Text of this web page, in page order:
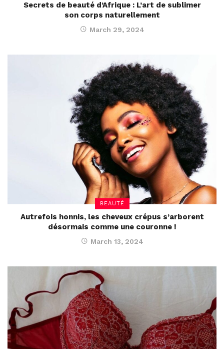
Secrets de beauté d’Afrique : L’art de sublimer
son corps naturellement
March 29, 2024
BEAUTÉ
Autrefois honnis, les cheveux crépus s’arborent
désormais comme une couronne !
March 13, 2024